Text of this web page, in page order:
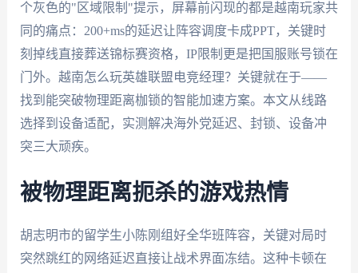
个灰色的"区域限制"提示，屏幕前闪现的都是越南玩家共
同的痛点：200+ms的延迟让阵容调度卡成PPT，关键时
刻掉线直接葬送锦标赛资格，IP限制更是把国服账号锁在
门外。越南怎么玩英雄联盟电竞经理？关键就在于——
找到能突破物理距离枷锁的智能加速方案。本文从线路
选择到设备适配，实测解决海外党延迟、封锁、设备冲
突三大顽疾。
被物理距离扼杀的游戏热情
胡志明市的留学生小陈刚组好全华班阵容，关键对局时
突然跳红的网络延迟直接让战术界面冻结。这种卡顿在